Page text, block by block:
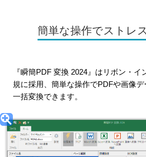
簡単な操作でストレ
『瞬簡PDF 変換 2024』はリボン・
規に採用、簡単な操作でPDFや画像
一括変換できます。